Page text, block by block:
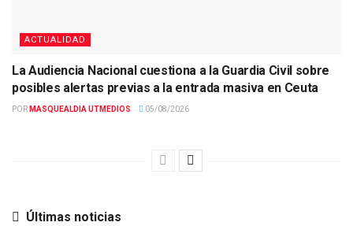
ACTUALIDAD
La Audiencia Nacional cuestiona a la Guardia Civil sobre
posibles alertas previas a la entrada masiva en Ceuta
POR MASQUEALDIA UTMEDIOS 05/08/2026
Últimas noticias